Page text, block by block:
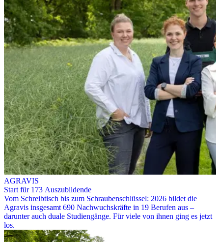
AGRAVIS
Start für 173 Auszubildende
Vom Schreibtisch bis zum Schraubenschlüssel: 2026 bildet die
Agravis insgesamt 690 Nachwuchskräfte in 19 Berufen aus –
darunter auch duale Studiengänge. Für viele von ihnen ging es jetzt
los.